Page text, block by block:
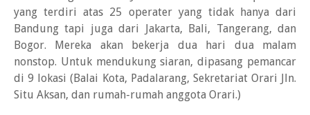
yang terdiri atas 25 operater yang tidak hanya dari
Bandung tapi juga dari Jakarta, Bali, Tangerang, dan
Bogor. Mereka akan bekerja dua hari dua malam
nonstop. Untuk mendukung siaran, dipasang pemancar
di 9 lokasi (Balai Kota, Padalarang, Sekretariat Orari Jln.
Situ Aksan, dan rumah-rumah anggota Orari.)